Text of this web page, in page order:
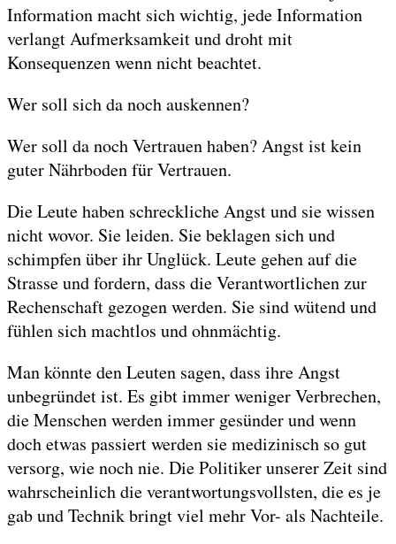
Information macht sich wichtig, jede Information
verlangt Aufmerksamkeit und droht mit
Konsequenzen wenn nicht beachtet.
Wer soll sich da noch auskennen?
Wer soll da noch Vertrauen haben? Angst ist kein
guter Nährboden für Vertrauen.
Die Leute haben schreckliche Angst und sie wissen
nicht wovor. Sie leiden. Sie beklagen sich und
schimpfen über ihr Unglück. Leute gehen auf die
Strasse und fordern, dass die Verantwortlichen zur
Rechenschaft gezogen werden. Sie sind wütend und
fühlen sich machtlos und ohnmächtig.
Man könnte den Leuten sagen, dass ihre Angst
unbegründet ist. Es gibt immer weniger Verbrechen,
die Menschen werden immer gesünder und wenn
doch etwas passiert werden sie medizinisch so gut
versorg, wie noch nie. Die Politiker unserer Zeit sind
wahrscheinlich die verantwortungsvollsten, die es je
gab und Technik bringt viel mehr Vor- als Nachteile.